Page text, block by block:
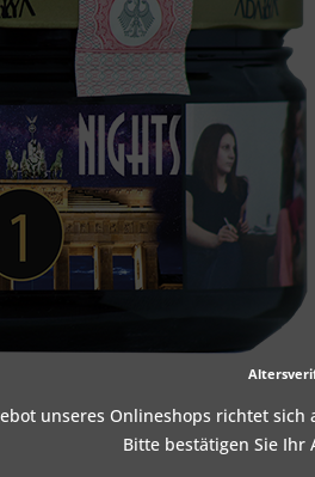
unseres Onlineshops richtet
Bitte bestätigen Sie